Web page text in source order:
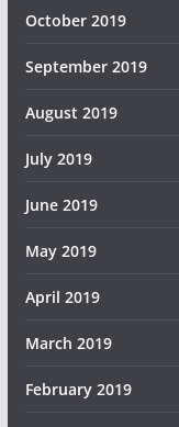
October 2019
September 2019
August 2019
July 2019
June 2019
May 2019
April 2019
March 2019
February 2019